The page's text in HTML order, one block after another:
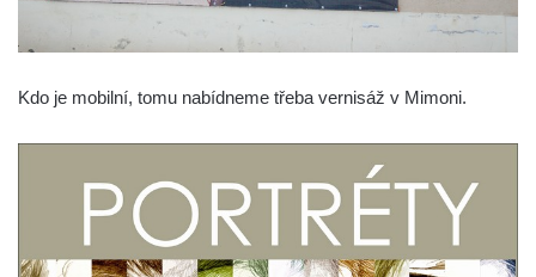
Kdo je mobilní, tomu nabídneme třeba vernisáž v Mimoni.